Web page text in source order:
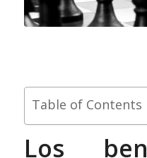
Table of Contents
Los